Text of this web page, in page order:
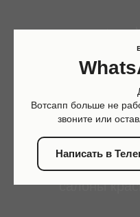
Школа
научим тебя
салоны
Вотсапп больше не
звоните или
Написать в